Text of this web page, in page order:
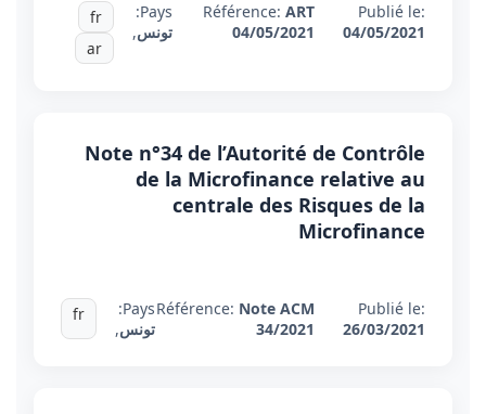
Publié le:
04/05/2021
Référence:ART
04/05/2021
Pays:
تونس,
fr
ar
Note n°34 de l’Autorité de Contrôle
de la Microfinance relative au
centrale des Risques de la
Microfinance
Publié le:
26/03/2021
Référence: Note ACM
34/2021
Pays:
تونس,
fr